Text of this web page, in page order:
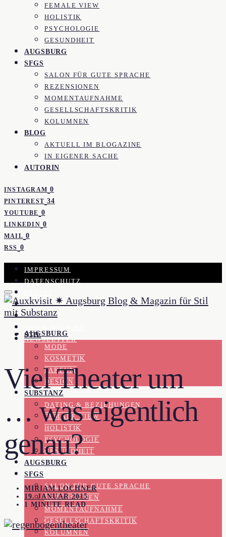
FEMALE VIEW
HOLISTIK
PSYCHOLOGIE
GESUNDHEIT
AUGSBURG
SFGS
SALON FÜR GUTE SPRACHE
REZENSIONEN
MOMENTAUFNAHME
GESELLSCHAFTSKRITIK
KOLUMNEN
BLOG
AKTUELL IM BLOGAZINE
IN EIGENER SACHE
AUTORIN
INSTAGRAM 0
PINTEREST 34
YOUTUBE 0
LINKEDIN 0
MAIL 0
RSS 0
IMPRESSUM
DATENSCHUTZ
KOOPERATION
KONTAKT
NEWSLETTER
STIL
MODE
KOSMETIK
PARFUM
DESIGN
SUBSTANZ
DATING & BEZIEHUNGEN
FEMALE VIEW
HOLISTIK
PSYCHOLOGIE
GESUNDHEIT
AUGSBURG
SFGS
SALON FÜR GUTE SPRACHE
REZENSIONEN
MOMENTAUFNAHME
GESELLSCHAFTSKRITIK
KOLUMNEN
AUGSBURG
Viel Theater um
… was eigentlich
genau?
MIRIAM LOCHNER
19. JANUAR 2015
1 MINUTE READ